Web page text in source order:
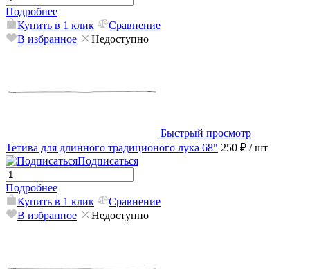
Подробнее
Купить в 1 клик
Сравнение
В избранное
Недоступно
Быстрый просмотр
Тетива для длинного традиционого лука 68" 250 ₽ / шт
Подписаться
Подробнее
Купить в 1 клик
Сравнение
В избранное
Недоступно